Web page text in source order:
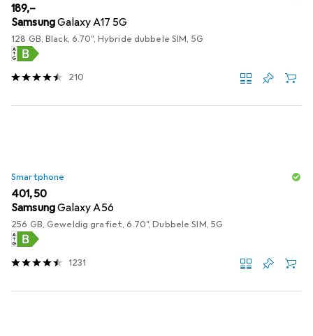
EUR
189,–
SamsungGalaxy A17 5G
128 GB, Black, 6.70", Hybride dubbele SIM, 5G
210
Smartphone
EUR
401,50
SamsungGalaxy A56
256 GB, Geweldig grafiet, 6.70", Dubbele SIM, 5G
1231